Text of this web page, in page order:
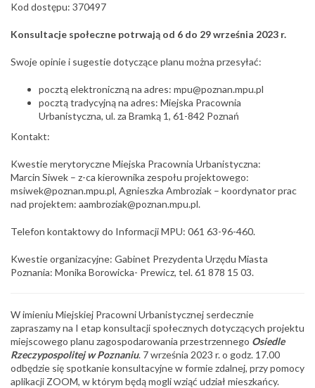
Kod dostępu: 370497
Konsultacje społeczne potrwają od 6 do 29 września 2023 r.
Swoje opinie i sugestie dotyczące planu można przesyłać:
pocztą elektroniczną na adres: mpu@poznan.mpu.pl
pocztą tradycyjną na adres: Miejska Pracownia
Urbanistyczna, ul. za Bramką 1, 61-842 Poznań
Kontakt:
Kwestie merytoryczne Miejska Pracownia Urbanistyczna:
Marcin Siwek – z-ca kierownika zespołu projektowego:
msiwek@poznan.mpu.pl, Agnieszka Ambroziak – koordynator prac
nad projektem: aambroziak@poznan.mpu.pl.
Telefon kontaktowy do Informacji MPU: 061 63-96-460.
Kwestie organizacyjne: Gabinet Prezydenta Urzędu Miasta
Poznania: Monika Borowicka- Prewicz, tel. 61 878 15 03.
W imieniu Miejskiej Pracowni Urbanistycznej serdecznie
zapraszamy na I etap konsultacji społecznych dotyczących projektu
miejscowego planu zagospodarowania przestrzennego Osiedle
Rzeczypospolitej w Poznaniu. 7 września 2023 r. o godz. 17.00
odbędzie się spotkanie konsultacyjne w formie zdalnej, przy pomocy
aplikacji ZOOM, w którym będą mogli wziąć udział mieszkańcy.